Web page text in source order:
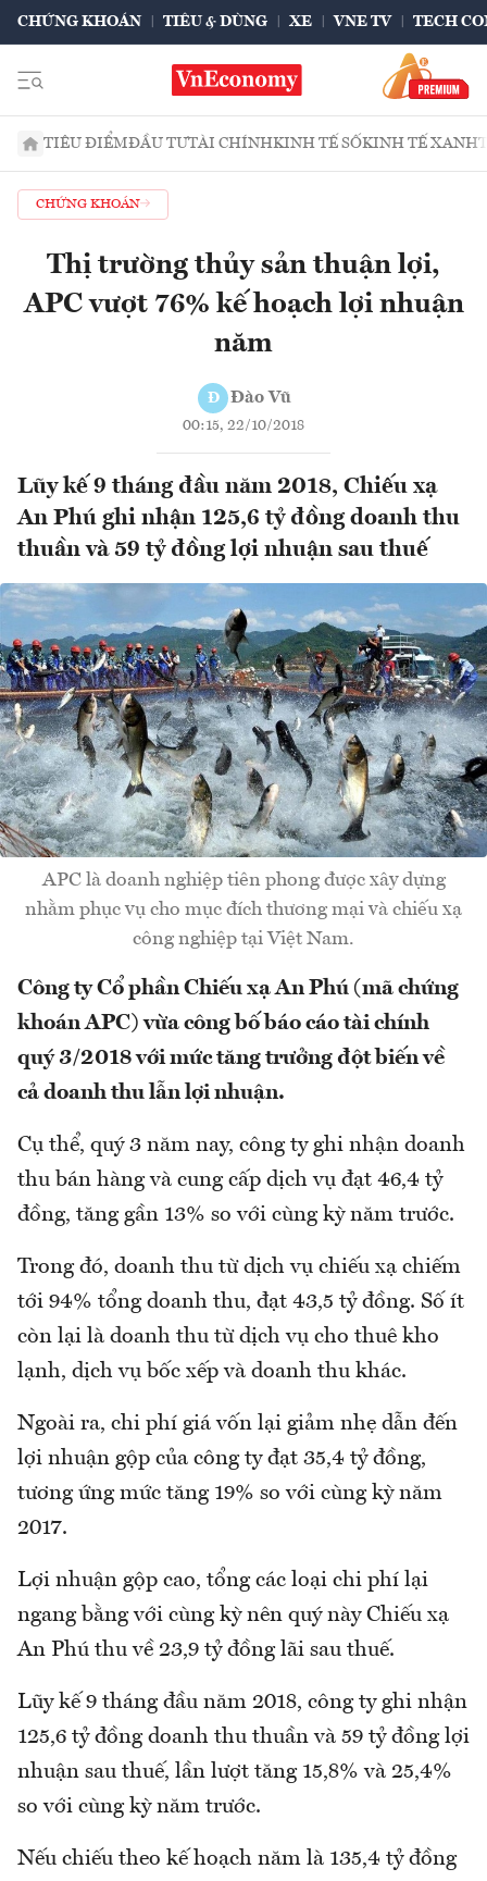
CHỨNG KHOÁN TIÊU & DÙNG XE VNE TV TECH
TIÊU ĐIỂMĐẦU TƯTÀI CHÍNHKINH TẾ SỐKINH TẾ XANH
CHỨNG KHOÁN
Thị trường thủy sản thuận lợi,
APC vượt 76% kế hoạch lợi nhuận
năm
Đ Đào Vũ
00:15, 22/10/2018
Lũy kế 9 tháng đầu năm 2018, Chiếu xạ
An Phú ghi nhận 125,6 tỷ đồng doanh thu
thuần và 59 tỷ đồng lợi nhuận sau thuế
APC là doanh nghiệp tiên phong được xây dựng
nhằm phục vụ cho mục đích thương mại và chiếu xạ
công nghiệp tại Việt Nam.
Công ty Cổ phần Chiếu xạ An Phú (mã chứng
khoán APC) vừa công bố báo cáo tài chính
quý 3/2018 với mức tăng trưởng đột biến về
cả doanh thu lẫn lợi nhuận.
Cụ thể, quý 3 năm nay, công ty ghi nhận doanh
thu bán hàng và cung cấp dịch vụ đạt 46,4 tỷ
đồng, tăng gần 13% so với cùng kỳ năm trước.
Trong đó, doanh thu từ dịch vụ chiếu xạ chiếm
tới 94% tổng doanh thu, đạt 43,5 tỷ đồng. Số ít
còn lại là doanh thu từ dịch vụ cho thuê kho
lạnh, dịch vụ bốc xếp và doanh thu khác.
Ngoài ra, chi phí giá vốn lại giảm nhẹ dẫn đến
lợi nhuận gộp của công ty đạt 35,4 tỷ đồng,
tương ứng mức tăng 19% so với cùng kỳ năm
2017.
Lợi nhuận gộp cao, tổng các loại chi phí lại
ngang bằng với cùng kỳ nên quý này Chiếu xạ
An Phú thu về 23,9 tỷ đồng lãi sau thuế.
Lũy kế 9 tháng đầu năm 2018, công ty ghi nhận
125,6 tỷ đồng doanh thu thuần và 59 tỷ đồng lợi
nhuận sau thuế, lần lượt tăng 15,8% và 25,4%
so với cùng kỳ năm trước.
Nếu chiếu theo kế hoạch năm là 135,4 tỷ đồng